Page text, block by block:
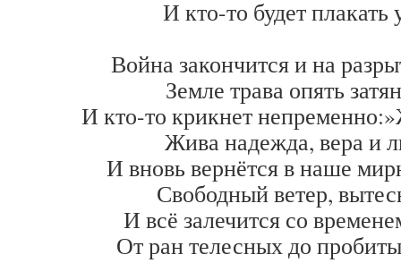
И кто-то будет плакать
Война закончится и на
Земле трава опять
И кто-то крикнет
Жива надежда, вера и
И вновь вернётся в наше
Свободный ветер,
И всё залечится со
От ран телесных до